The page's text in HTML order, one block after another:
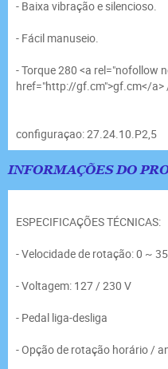
- Baixa vibração e silencioso.
- Fácil manuseio.
- Torque 280 <a rel="nofollow
href="http://gf.cm">gf.cm</a>
configuraçao: 27.24.10.P2,5
INFORMAÇÕES DO
ESPECIFICAÇÕES TÉCNICAS:
- Velocidade de rotação: 0 ~
- Voltagem: 127 / 230 V
- Pedal liga-desliga
- Opção de rotação horário /